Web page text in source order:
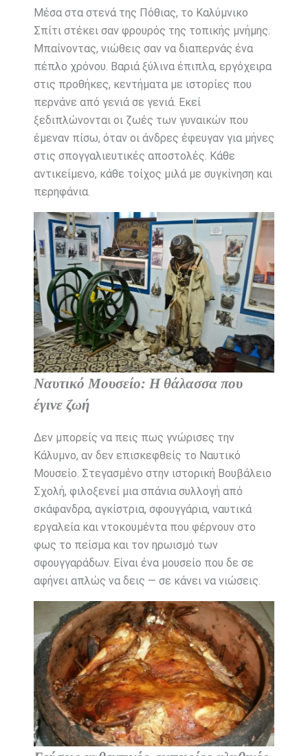
Μέσα στα στενά της Πόθιας, το Καλύμνικο
Σπίτι στέκει σαν φρουρός της τοπικής μνήμης.
Μπαίνοντας, νιώθεις σαν να διαπερνάς ένα
πέπλο χρόνου. Βαριά ξύλινα έπιπλα, εργόχειρα
στις προθήκες, κεντήματα με ιστορίες που
περνάνε από γενιά σε γενιά. Εκεί
ξεδιπλώνονται οι ζωές των γυναικών που
έμεναν πίσω, όταν οι άνδρες έφευγαν για μήνες
στις σπογγαλιευτικές αποστολές. Κάθε
αντικείμενο, κάθε τοίχος μιλά με συγκίνηση και
περηφάνια.
Ναυτικό Μουσείο: Η θάλασσα που
έγινε ζωή
Δεν μπορείς να πεις πως γνώρισες την
Κάλυμνο, αν δεν επισκεφθείς το Ναυτικό
Μουσείο. Στεγασμένο στην ιστορική Βουβάλειο
Σχολή, φιλοξενεί μια σπάνια συλλογή από
σκάφανδρα, αγκίστρια, σφουγγάρια, ναυτικά
εργαλεία και ντοκουμέντα που φέρνουν στο
φως το πείσμα και τον ηρωισμό των
σφουγγαράδων. Είναι ένα μουσείο που δε σε
αφήνει απλώς να δεις — σε κάνει να νιώσεις.